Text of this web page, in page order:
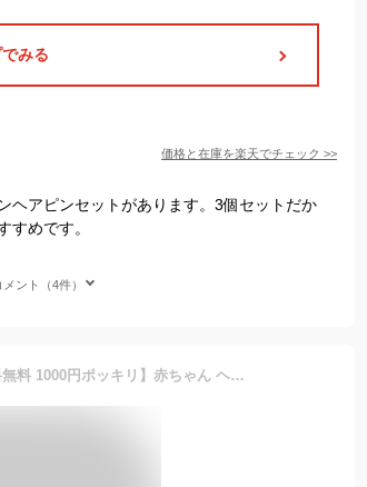
みる
価格と在庫を楽天でチェック >>
ヘアピンセットがあります。3個セットだか
すめです。
ント（4件）
【Shomty（ショムティ）公式】 【送料無料 1000円ポッキリ】赤ちゃん ヘアクリップ ヘアピン キッズ 10本 セット KIRAKIRA☆ 前髪クリップ ヘアアクセサリー 髪留め 子供 赤ちゃん ベビー かわいい おしゃれ 花 リボン お誕生日 プレゼント Shomty